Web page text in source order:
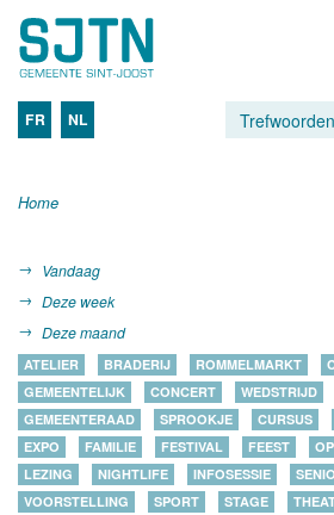
FR NL
Home
Vandaag
Deze week
Deze maand
ATELIER BRADERIJ ROMMELMARKT
GEMEENTELIJK
CONCERT WEDSTRIJD
GEMEENTERAAD
SPROOKJE CURSUS
EXPO
FAMILIE FESTIVAL FEEST
LEZING
NIGHTLIFE INFOSESSIE
VOORSTELLING
SPORT STAGE